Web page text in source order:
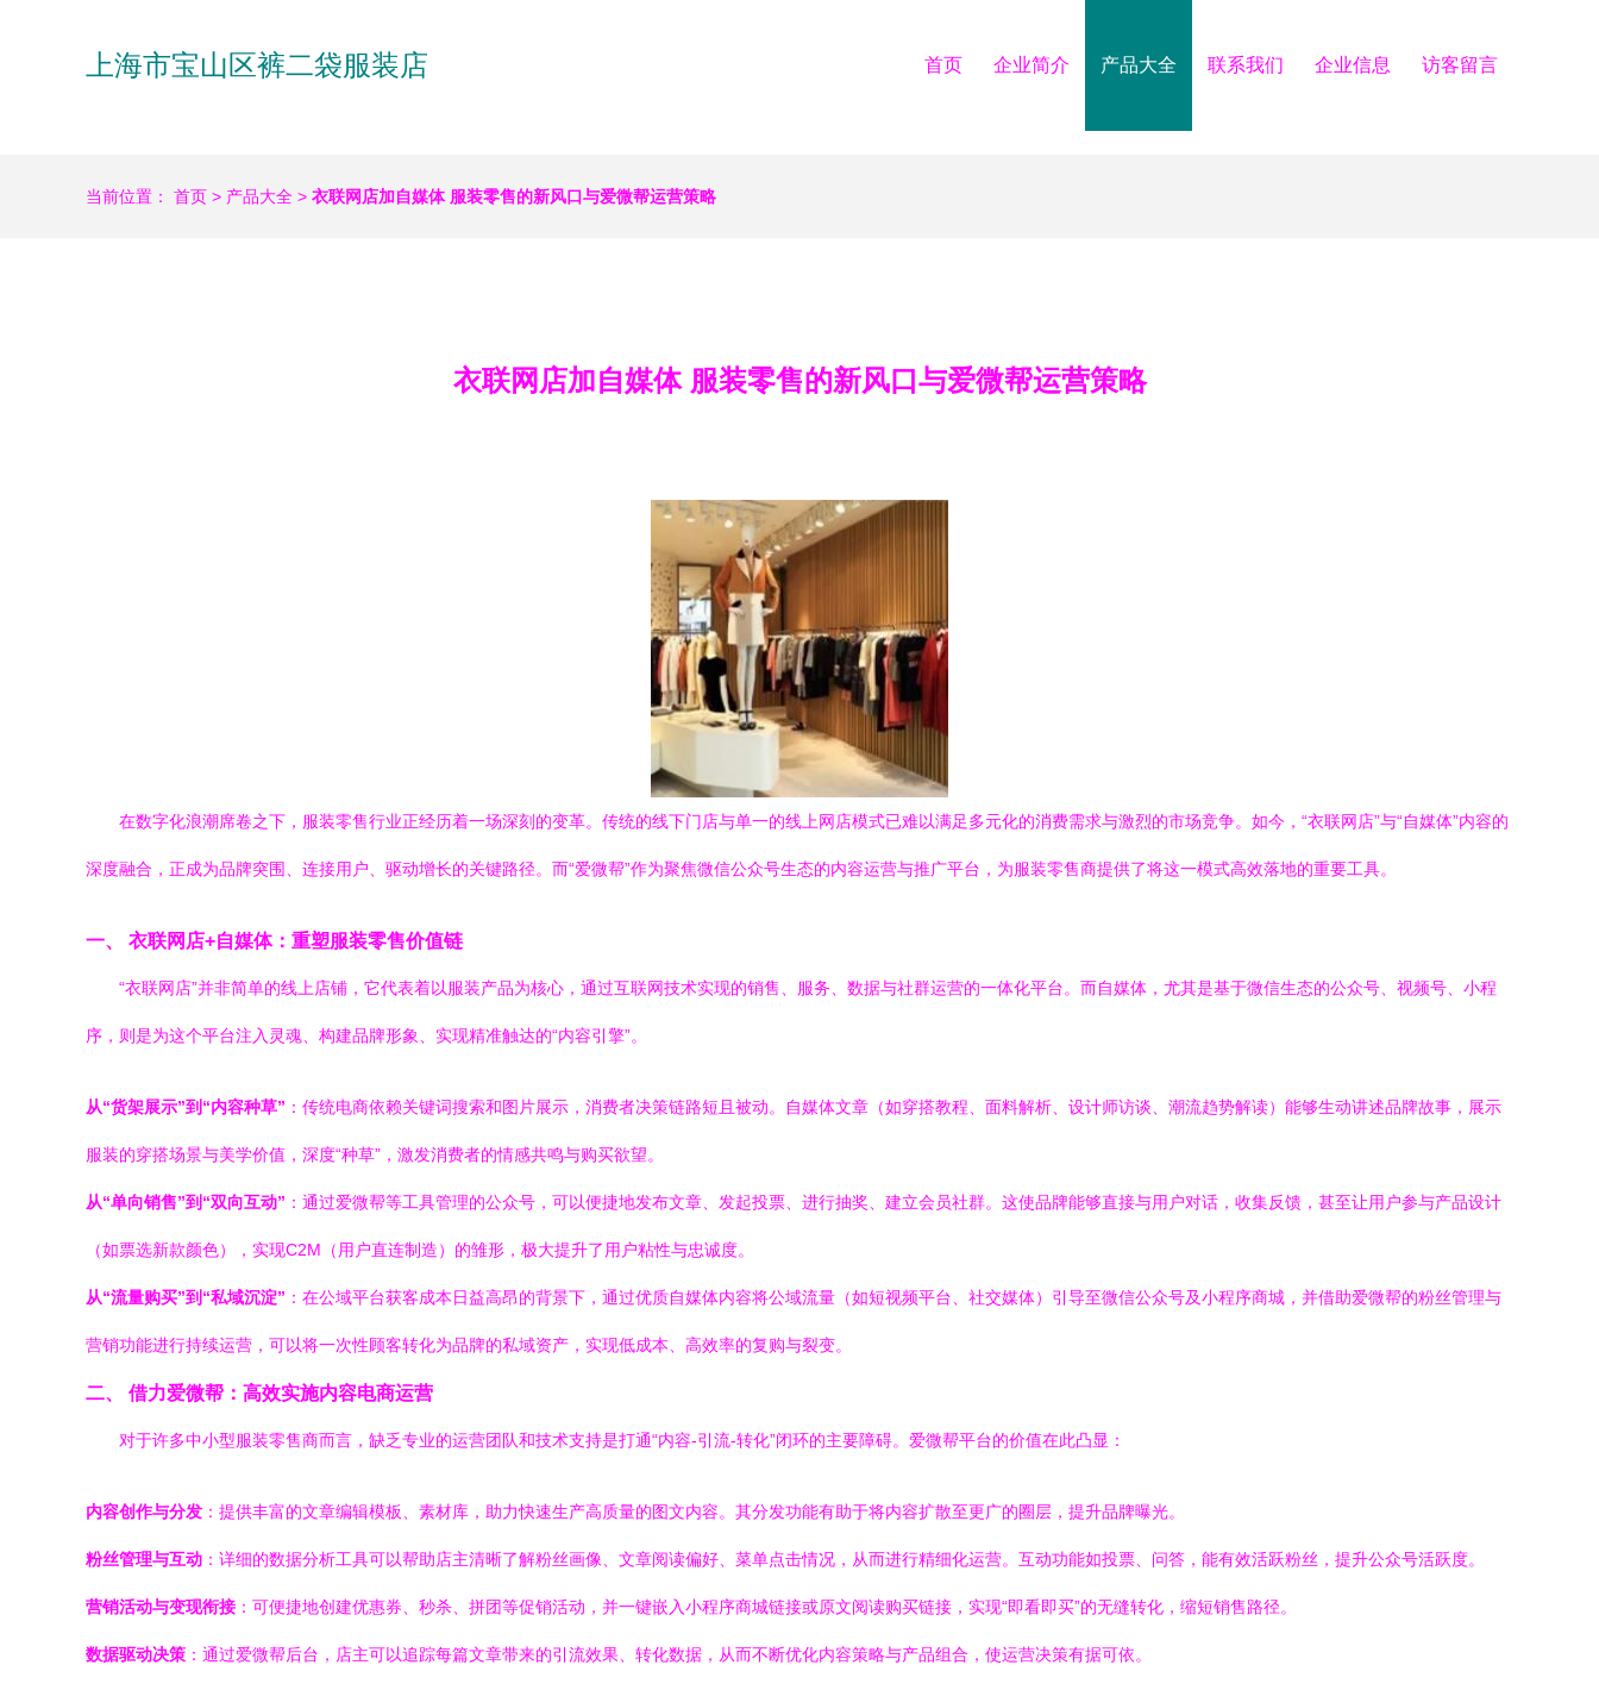
上海市宝山区裤二袋服装店 首页 企业简介 产品大全 联系我们 企业信息 访客留言
当前位置： 首页 > 产品大全 > 衣联网店加自媒体 服装零售的新风口与爱微帮运营策略
衣联网店加自媒体 服装零售的新风口与爱微帮运营策略
在数字化浪潮席卷之下，服装零售行业正经历着一场深刻的变革。传统的线下门店与单一的线上网店模式已难以满足多元化的消费需求与激烈的市场竞争。如今，“衣联网店”与“自媒体”内容的
深度融合，正成为品牌突围、连接用户、驱动增长的关键路径。而“爱微帮”作为聚焦微信公众号生态的内容运营与推广平台，为服装零售商提供了将这一模式高效落地的重要工具。
一、 衣联网店+自媒体：重塑服装零售价值链
“衣联网店”并非简单的线上店铺，它代表着以服装产品为核心，通过互联网技术实现的销售、服务、数据与社群运营的一体化平台。而自媒体，尤其是基于微信生态的公众号、视频号、小程
序，则是为这个平台注入灵魂、构建品牌形象、实现精准触达的“内容引擎”。
从“货架展示”到“内容种草” ：传统电商依赖关键词搜索和图片展示，消费者决策链路短且被动。自媒体文章（如穿搭教程、面料解析、设计师访谈、潮流趋势解读）能够生动讲述品牌故事，展示
服装的穿搭场景与美学价值，深度“种草”，激发消费者的情感共鸣与购买欲望。
从“单向销售”到“双向互动” ：通过爱微帮等工具管理的公众号，可以便捷地发布文章、发起投票、进行抽奖、建立会员社群。这使品牌能够直接与用户对话，收集反馈，甚至让用户参与产品设计
（如票选新款颜色），实现C2M（用户直连制造）的雏形，极大提升了用户粘性与忠诚度。
从“流量购买”到“私域沉淀” ：在公域平台获客成本日益高昂的背景下，通过优质自媒体内容将公域流量（如短视频平台、社交媒体）引导至微信公众号及小程序商城，并借助爱微帮的粉丝管理与
营销功能进行持续运营，可以将一次性顾客转化为品牌的私域资产，实现低成本、高效率的复购与裂变。
二、 借力爱微帮：高效实施内容电商运营
对于许多中小型服装零售商而言，缺乏专业的运营团队和技术支持是打通“内容-引流-转化”闭环的主要障碍。爱微帮平台的价值在此凸显：
内容创作与分发 ：提供丰富的文章编辑模板、素材库，助力快速生产高质量的图文内容。其分发功能有助于将内容扩散至更广的圈层，提升品牌曝光。
粉丝管理与互动 ：详细的数据分析工具可以帮助店主清晰了解粉丝画像、文章阅读偏好、菜单点击情况，从而进行精细化运营。互动功能如投票、问答，能有效活跃粉丝，提升公众号活跃度。
营销活动与变现衔接 ：可便捷地创建优惠券、秒杀、拼团等促销活动，并一键嵌入小程序商城链接或原文阅读购买链接，实现“即看即买”的无缝转化，缩短销售路径。
数据驱动决策 ：通过爱微帮后台，店主可以追踪每篇文章带来的引流效果、转化数据，从而不断优化内容策略与产品组合，使运营决策有据可依。